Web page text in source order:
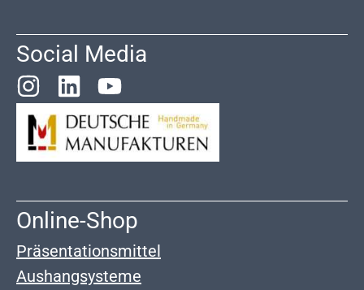
Social Media
Online-Shop
Präsentationsmittel
Aushangsysteme